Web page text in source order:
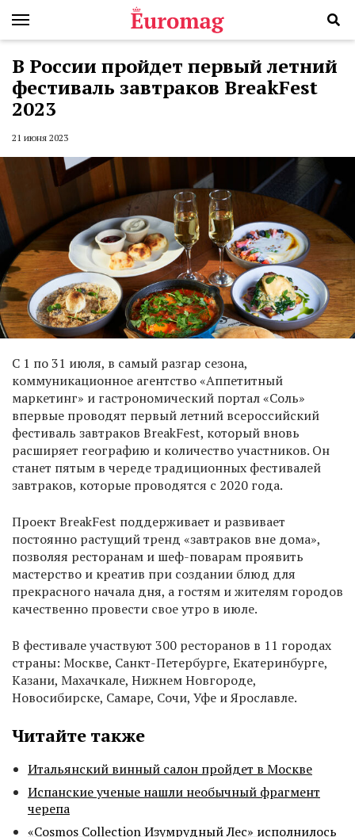
В России пройдет первый летний
фестиваль завтраков BreakFest
2023
21 июня 2023
С 1 по 31 июля, в самый разгар сезона,
коммуникационное агентство «Аппетитный
маркетинг» и гастрономический портал «Соль»
впервые проводят первый летний всероссийский
фестиваль завтраков BreakFest, который вновь
расширяет географию и количество участников. Он
станет пятым в череде традиционных фестивалей
завтраков, которые проводятся с 2020 года.
Проект BreakFest поддерживает и развивает
постоянно растущий тренд «завтраков вне дома»,
позволяя ресторанам и шеф-поварам проявить
мастерство и креатив при создании блюд для
прекрасного начала дня, а гостям и жителям городов
качественно провести свое утро в июле.
В фестивале участвуют 300 ресторанов в 11 городах
страны: Москве, Санкт-Петербурге, Екатеринбурге,
Казани, Махачкале, Нижнем Новгороде,
Новосибирске, Самаре, Сочи, Уфе и Ярославле.
Читайте также
Итальянский винный салон пройдет в Москве
Испанские ученые нашли необычный фрагмент
черепа
«Cosmos Collection Изумрудный Лес» исполнилось